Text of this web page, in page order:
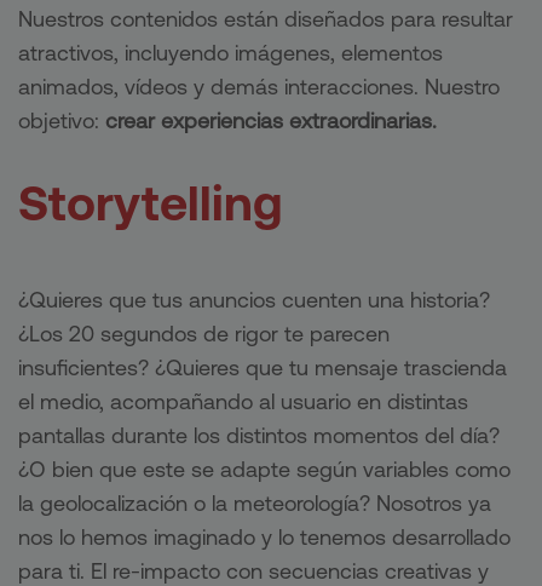
Nuestros contenidos están diseñados para resultar
atractivos, incluyendo imágenes, elementos
animados, vídeos y demás interacciones. Nuestro
objetivo: crear experiencias extraordinarias.
Storytelling
¿Quieres que tus anuncios cuenten una historia?
¿Los 20 segundos de rigor te parecen
insuficientes? ¿Quieres que tu mensaje trascienda
el medio, acompañando al usuario en distintas
pantallas durante los distintos momentos del día?
¿O bien que este se adapte según variables como
la geolocalización o la meteorología? Nosotros ya
nos lo hemos imaginado y lo tenemos desarrollado
para ti. El re-impacto con secuencias creativas y